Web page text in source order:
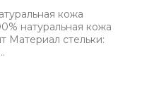
кожа
натуральная кожа
Материал стельки: